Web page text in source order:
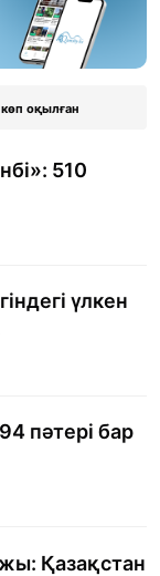
оқылған
510
үлкен
пәтері бар
Қазақстан